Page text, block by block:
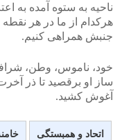
ناحیه به ستوه آمده به
هرکدام از ما در هر نقطه
جنبش همراهی کنیم.
خود، ناموس، وطن،
ساز او برقصید تا ذر
آغوش کشید.
اتحاد و همبستگی